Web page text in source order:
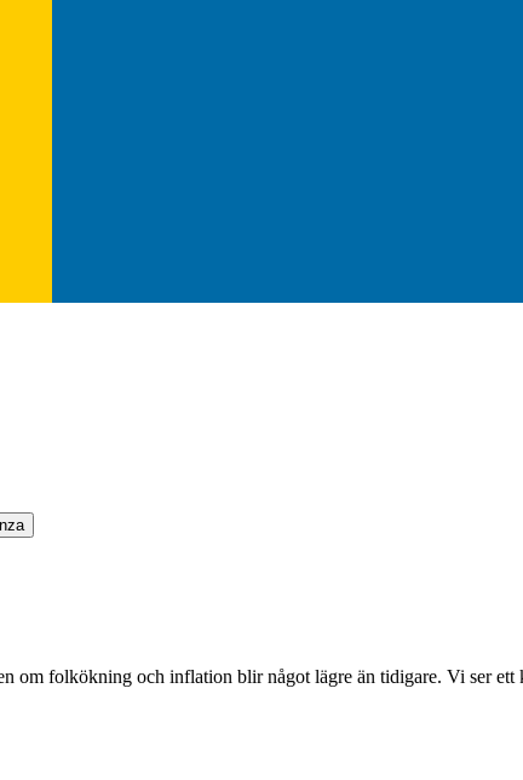
folkökning och inflation blir något lägre än tidigare. Vi ser ett